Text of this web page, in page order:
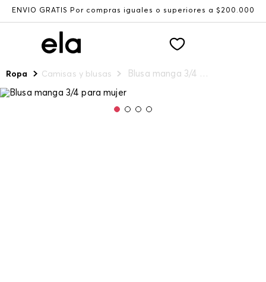
ENVÍO GRATIS Por compras iguales o superiores a $200.000
Ropa Camisas y blusas Blusa manga 3/4 para mujer